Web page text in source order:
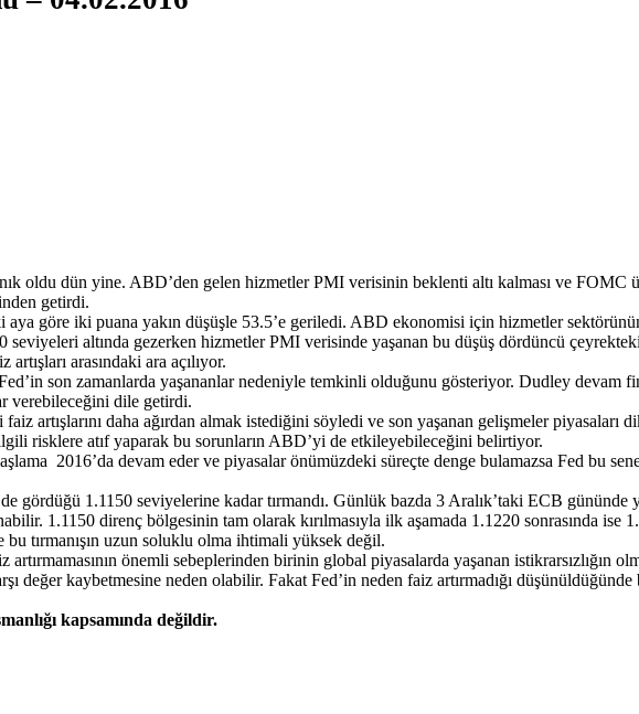
oldu dün yine. ABD’den gelen hizmetler PMI verisinin beklenti altı kalması ve FOMC
getirdi.
göre iki puana yakın düşüşle 53.5’e geriledi. ABD ekonomisi için hizmetler
altında gezerken hizmetler PMI verisinde yaşanan bu düşüş dördüncü
arasındaki ara açılıyor.
son zamanlarda yaşananlar nedeniyle temkinli olduğunu gösteriyor. Dudley devam
verebileceğini dile getirdi.
artışlarını daha ağırdan almak istediğini söyledi ve son yaşanan gelişmeler piyasaları
risklere atıf yaparak bu sorunların ABD’yi de etkileyebileceğini belirtiyor.
2016’da devam eder ve piyasalar önümüzdeki süreçte denge bulamazsa Fed bu
1.1150 seviyelerine kadar tırmandı. Günlük bazda 3 Aralık’taki ECB gününde
1.1150 direnç bölgesinin tam olarak kırılmasıyla ilk aşamada 1.1220 sonrasında
tırmanışın uzun soluklu olma ihtimali yüksek değil.
önemli sebeplerinden birinin global piyasalarda yaşanan istikrarsızlığın
kaybetmesine neden olabilir. Fakat Fed’in neden faiz artırmadığı
kapsamında değildir.